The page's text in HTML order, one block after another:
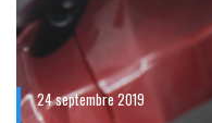
24 septembre 2019